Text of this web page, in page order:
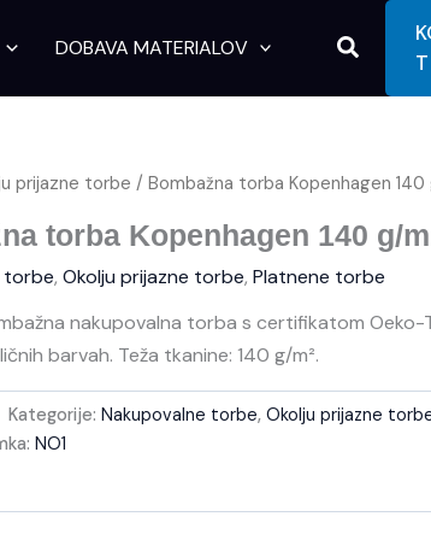
DOBAVA MATERIALOV Search
T
prijazne torbe / Bombažna torba Kopenhagen 140
torba Kopenhagen 140 g/
torbe,Okolju prijazne torbe,Platnene torbe
nakupovalna torba s certifikatom Oeko-
barvah. Teža tkanine: 140 g/m².
Kategorije: Nakupovalne torbe,Okolju prijazne
NO1